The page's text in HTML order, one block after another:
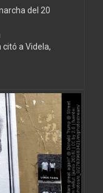
del 20
citó a Videla,